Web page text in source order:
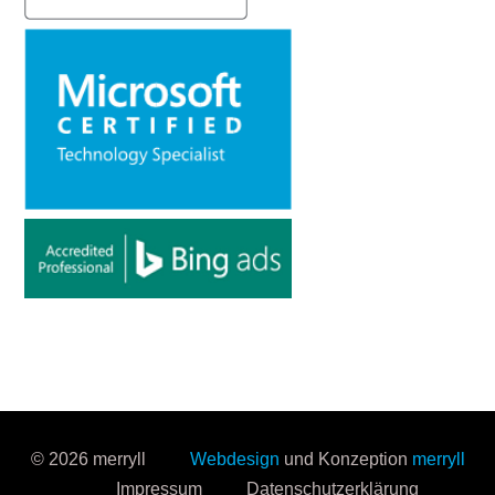
© 2026 merryll Webdesign und Konzeption merryll
Impressum
Datenschutzerklärung